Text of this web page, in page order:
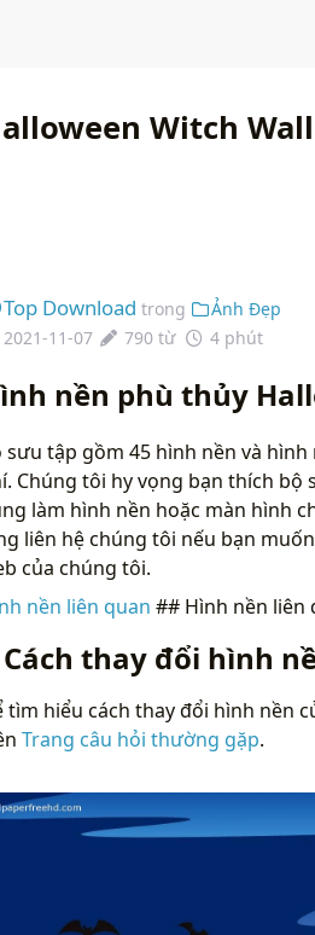
Witch
Top Download trong
Ảnh Đẹp
2021-11-07
790 từ 4 phút
nền phù thủy
sưu tập gồm 45 hình nền và
Chúng tôi hy vọng bạn thích bộ
làm hình nền hoặc màn hình
liên hệ chúng tôi nếu bạn
của chúng tôi.
nền liên quan ## Hình nền liên
Cách thay đổi hình
tìm hiểu cách thay đổi hình nền
Trang câu hỏi thường gặp.